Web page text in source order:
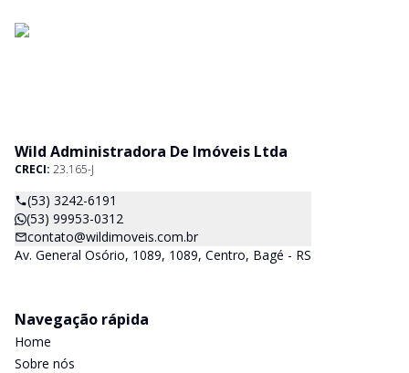
Wild Administradora De Imóveis Ltda
CRECI: 23.165-J
(53) 3242-6191
(53) 99953-0312
contato@wildimoveis.com.br
Av. General Osório, 1089, 1089, Centro, Bagé - RS
Navegação rápida
Home
Sobre nós